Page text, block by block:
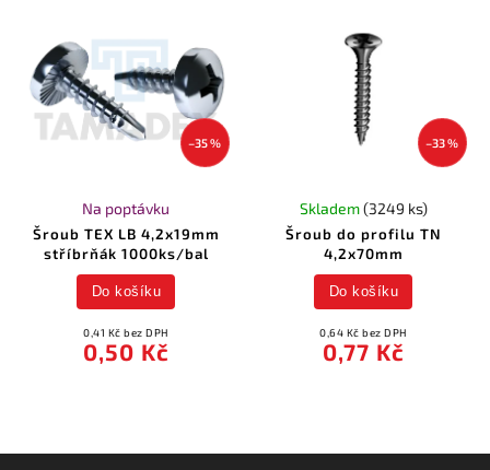
–35 %
Šroub TEX LB 4,2x19mm
stříbrňák 1000ks/bal
Na poptávku
0,41 Kč bez DPH
0,50 Kč
Do košíku
–33 %
Šroub do profilu TN
4,2x70mm
Skladem(3249 ks)
0,64 Kč bez DPH
0,77 Kč
Do košíku